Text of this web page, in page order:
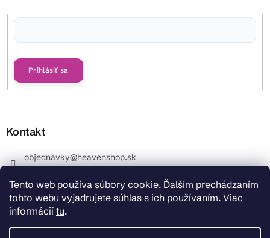
Tento web používa súbory cookie. Ďalším prechádzaním
tohto webu vyjadrujete súhlas s ich používaním. Viac
informácií tu.
Prihlásiť sa
Kontakt
objednavky@heavenshop.sk
_Info objednávky : +421 914 399 399 Pracovné dni od
8.00 hod. do 12.00 . REKLAMÁCIE : +421 914 399 399
HeavenShop.sk
HeavenShop.sk